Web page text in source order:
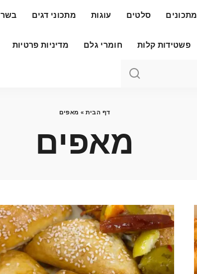
מתכונים סלטים עוגות מתכוני דגים בשר
פשטידות קלות חומרי גלם מדיניות פרטיות
דף הבית » מאפים
מאפים